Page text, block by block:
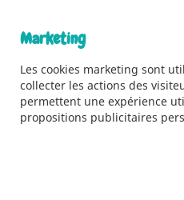
Marketing
Les cookies marketing sont
collecter les actions des
permettent une expérience
propositions publicitaires